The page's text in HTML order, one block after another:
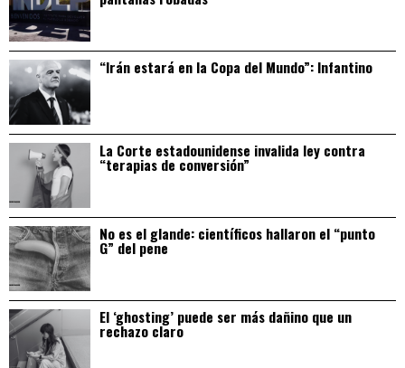
“Irán estará en la Copa del Mundo”: Infantino
La Corte estadounidense invalida ley contra
“terapias de conversión”
No es el glande: científicos hallaron el “punto
G” del pene
El ‘ghosting’ puede ser más dañino que un
rechazo claro